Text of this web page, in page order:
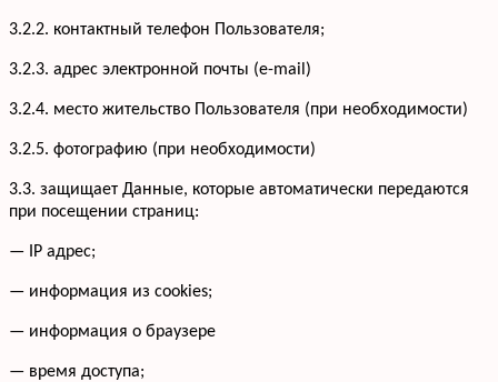
3.2.2. контактный телефон Пользователя;
3.2.3. адрес электронной почты (e-mail)
3.2.4. место жительство Пользователя (при необходимости)
3.2.5. фотографию (при необходимости)
3.3. защищает Данные, которые автоматически передаются
при посещении страниц:
— IP адрес;
— информация из cookies;
— информация о браузере
— время доступа;